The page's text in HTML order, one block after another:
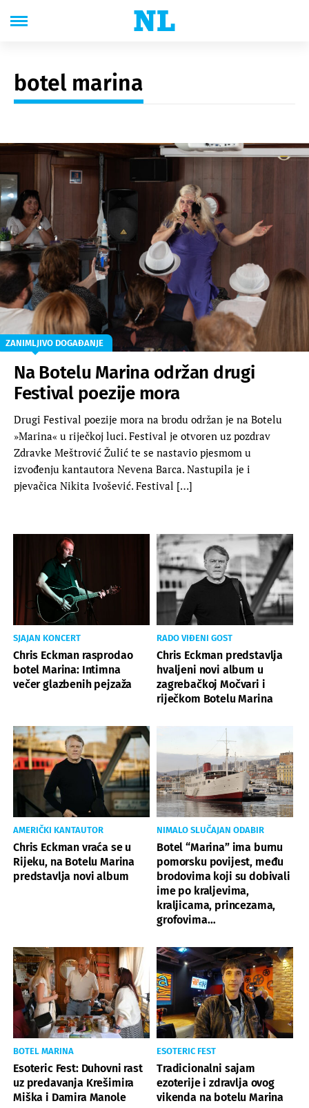
botel marina
ZANIMLJIVO DOGAĐANJE
Na Botelu Marina održan drugi
Festival poezije mora
Drugi Festival poezije mora na brodu održan je na Botelu
»Marina« u riječkoj luci. Festival je otvoren uz pozdrav
Zdravke Meštrović Žulić te se nastavio pjesmom u
izvođenju kantautora Nevena Barca. Nastupila je i
pjevačica Nikita Ivošević. Festival […]
SJAJAN KONCERT
Chris Eckman rasprodao
botel Marina: Intimna
večer glazbenih pejzaža
RADO VIĐENI GOST
Chris Eckman predstavlja
hvaljeni novi album u
zagrebačkoj Močvari i
riječkom Botelu Marina
AMERIČKI KANTAUTOR
Chris Eckman vraća se u
Rijeku, na Botelu Marina
predstavlja novi album
NIMALO SLUČAJAN ODABIR
Botel “Marina” ima burnu
pomorsku povijest, među
brodovima koji su dobivali
ime po kraljevima,
kraljicama, princezama,
grofovima…
BOTEL MARINA
Esoteric Fest: Duhovni rast
uz predavanja Krešimira
Miška i Damira Manole
ESOTERIC FEST
Tradicionalni sajam
ezoterije i zdravlja ovog
vikenda na botelu Marina